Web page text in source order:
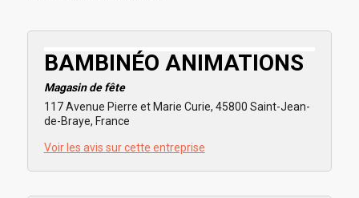
BAMBINÉO ANIMATIONS
Magasin de fête
117 Avenue Pierre et Marie Curie, 45800 Saint-Jean-
de-Braye, France
Voir les avis sur cette entreprise